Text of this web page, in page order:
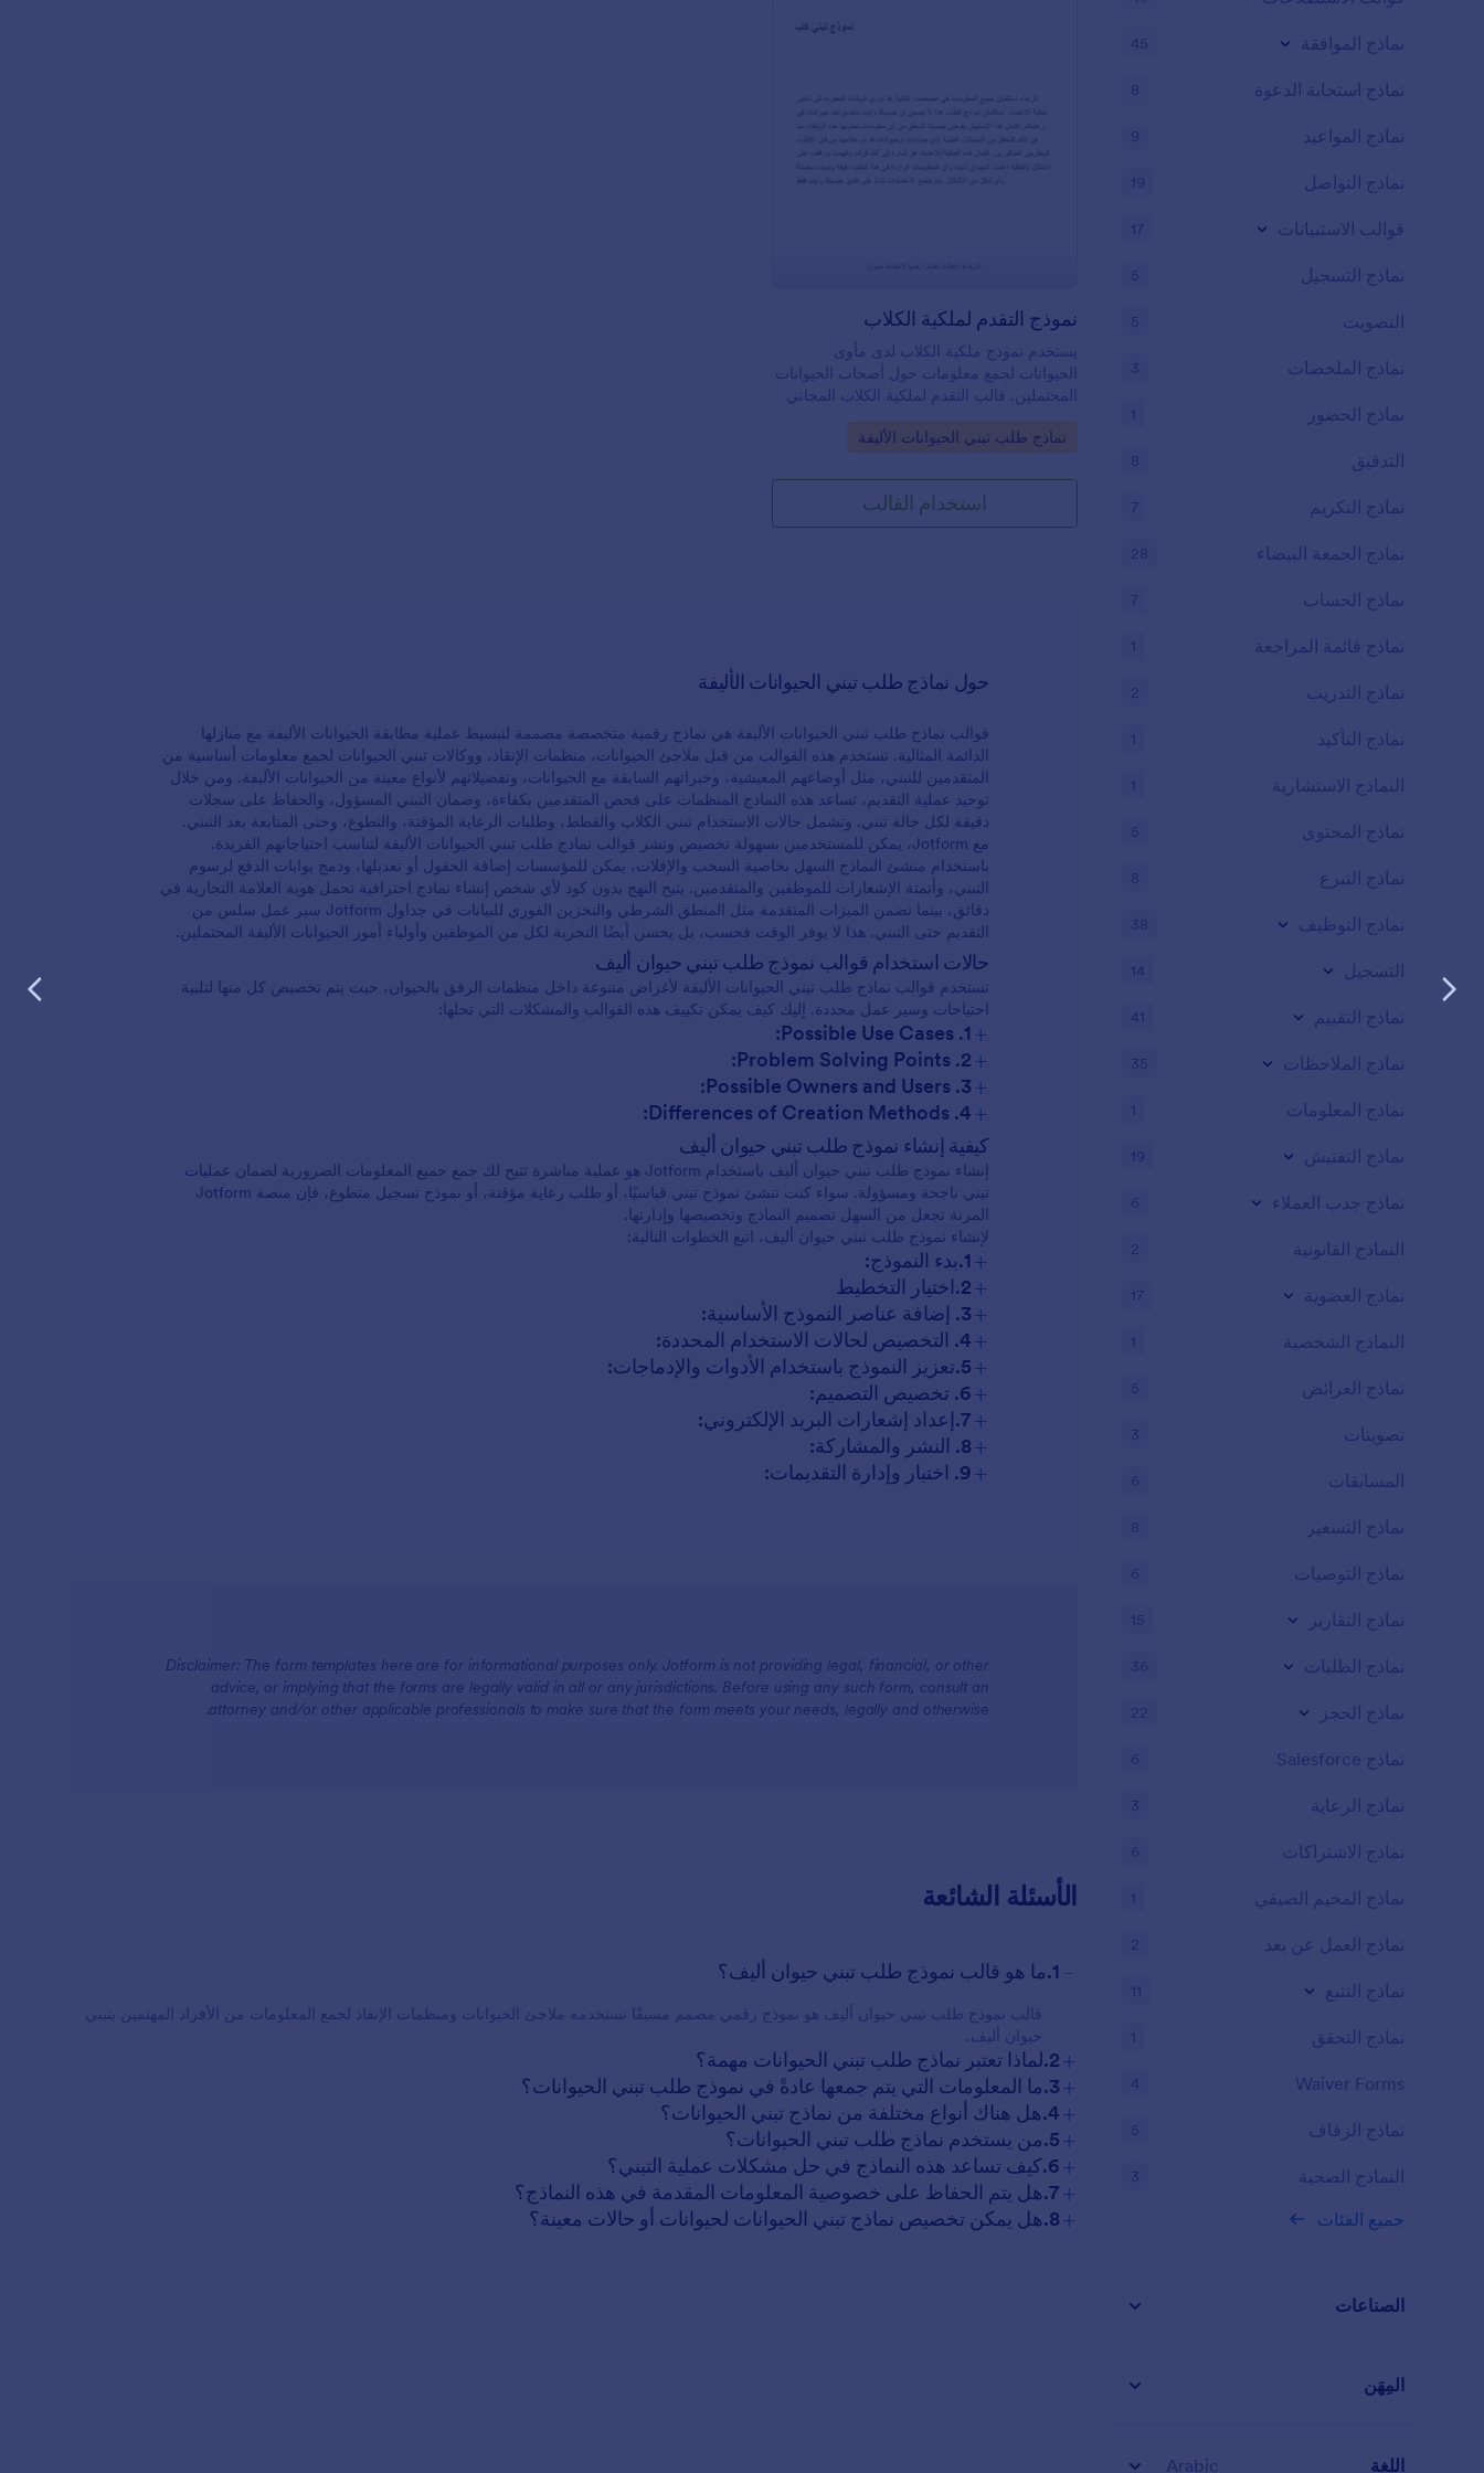
معاينة : نموذج التقدم لملكية الكلاب
نموذج التقدم لملكية الكلاب
يستخدم نموذج ملكية الكلاب لدى مأوى
الحيوانات لجمع معلومات حول أصحاب الحيوانات
المحتملين. قالب التقدم لملكية الكلاب المجاني
هذا هو إضافة رائعة لموقع مركز تبني الحيوانات
الاليفة! ما عليك سوى تخصيص النموذج لجمع
المحتملين. إذا كنت ترغب في إرسال الردود
المجمعة إلى نظام CRM الخاص بك أو خدمة
تخزين اختيارك، أو تتبع ا لردود باستخدام جداول
من أصحاب الكلاب المحتملين أثناء التنقل! اجعل
باستخدام تطبيق ملكية الكلاب اونلاين مجانًا.
Go to Category:
نماذج طلب تبني الحيوانات الأليفة
استخدام القالب
حول نماذج طلب تبني الحيوانات الأليفة
قوالب نماذج طلب تبني الحيوانات الأليفة هي نماذج رقمية متخصصة مصممة لتبسيط عملية مطابقة الحيوانات الأليفة مع منازلها
الدائمة المثالية. تستخدم هذه القوالب من قبل ملاجئ الحيوانات، منظمات الإنقاذ، ووكالات تبني الحيوانات لجمع معلومات أساسية من
المتقدمين للتبني، مثل أوضاعهم المعيشية، وخبراتهم السابقة مع الحيوانات، وتفضيلاتهم لأنواع معينة من الحيوانات الأليفة. ومن خلال
توحيد عملية التقديم، تساعد هذه النماذج المنظمات على فحص المتقدمين بكفاءة، وضمان التبني المسؤول، والحفاظ على سجلات
دقيقة لكل حالة تبني. وتشمل حالات الاستخدام تبني الكلاب والقطط، وطلبات الرعاية المؤقتة، والتطوع، وحتى المتابعة بعد التبني.
مع Jotform، يمكن للمستخدمين بسهولة تخصيص ونشر قوالب نماذج طلب تبني الحيوانات الأليفة لتناسب احتياجاتهم الفريدة.
باستخدام منشئ النماذج السهل بخاصية السحب والإفلات، يمكن للمؤسسات إضافة الحقول أو تعديلها، ودمج بوابات الدفع لرسوم
التبني، وأتمتة الإشعارات للموظفين والمتقدمين. يتيح النهج بدون كود لأي شخص إنشاء نماذج احترافية تحمل هوية العلامة التجارية في
دقائق، بينما تضمن الميزات المتقدمة مثل المنطق الشرطي والتخزين الفوري للبيانات في جداول Jotform سير عمل سلس من
التقديم حتى التبني. هذا لا يوفر الوقت فحسب، بل يحسن أيضًا التجربة لكل من الموظفين وأولياء أمور الحيوانات الأليفة المحتملين.
حالات استخدام قوالب نموذج طلب تبني حيوان أليف
تستخدم قوالب نماذج طلب تبني الحيوانات الأليفة لأغراض متنوعة داخل منظمات الرفق بالحيوان، حيث يتم تخصيص كل منها لتلبية
احتياجات وسير عمل محددة. إليك كيف يمكن تكييف هذه القوالب والمشكلات التي تحلها:
+
1. Possible Use Cases:
+
2. Problem Solving Points:
+
3. Possible Owners and Users:
+
4. Differences of Creation Methods:
كيفية إنشاء نموذج طلب تبني حيوان أليف
إنشاء نموذج طلب تبني حيوان أليف باستخدام Jotform هو عملية مباشرة تتيح لك جمع جميع المعلومات الضرورية لضمان عمليات
تبني ناجحة ومسؤولة. سواء كنت تنشئ نموذج تبني قياسيًا، أو طلب رعاية مؤقتة، أو نموذج تسجيل متطوع، فإن منصة Jotform
المرنة تجعل من السهل تصميم النماذج وتخصيصها وإدارتها.
لإنشاء نموذج طلب تبني حيوان أليف، اتبع الخطوات التالية:
+ 1.بدء النموذج:
+2.اختيار التخطيط
+3. إضافة عناصر النموذج الأساسية:
+4. التخصيص لحالات الاستخدام المحددة:
+5.تعزيز النموذج باستخدام الأدوات والإدماجات:
+6. تخصيص التصميم:
+7.إعداد إشعارات البريد الإلكتروني:
+8. النشر والمشاركة:
+9. اختبار وإدارة التقديمات:
Disclaimer: The form templates here are for informational purposes only. Jotform is not providing legal, financial, or other
advice, or implying that the forms are legally valid in all or any jurisdictions. Before using any such form, consult an
attorney and/or other applicable professionals to make sure that the form meets your needs, legally and otherwise.
الأسئلة الشائعة
- 1.ما هو قالب نموذج طلب تبني حيوان أليف؟
قالب نموذج طلب تبني حيوان أليف هو نموذج رقمي مصمم مسبقًا تستخدمه ملاجئ الحيوانات ومنظمات الإنقاذ لجمع المعلومات من الأفراد المهتمين بتبني
حيوان أليف.
+2.لماذا تعتبر نماذج طلب تبني الحيوانات مهمة؟
+3.ما المعلومات التي يتم جمعها عادةً في نموذج طلب تبني الحيوانات؟
+4.هل هناك أنواع مختلفة من نماذج تبني الحيوانات؟
+5.من يستخدم نماذج طلب تبني الحيوانات؟
+6.كيف تساعد هذه النماذج في حل مشكلات عملية التبني؟
+7.هل يتم الحفاظ على خصوصية المعلومات المقدمة في هذه النماذج؟
+8.هل يمكن تخصيص نماذج تبني الحيوانات لحيوانات أو حالات معينة؟
نماذج الموافقة 45
نماذج استجابة الدعوة 8
نماذج المواعيد 9
نماذج التواصل 19
قوالب الاستبيانات 17
نماذج التسجيل 5
التصويت 5
نماذج الملخصات 3
نماذج الحضور 1
التدقيق 8
نماذج التكريم 7
نماذج الجمعة البيضاء 28
نماذج الحساب 7
نماذج قائمة المراجعة 1
نماذج التدريب 2
نماذج التأكيد 1
النماذج الاستشارية 1
نماذج المحتوى 5
نماذج التبرع 8
نماذج التوظيف 38
التسجيل 14
نماذج التقييم 41
نماذج الملاحظات 35
نماذج المعلومات 1
نماذج التفتيش 19
نماذج جذب العملاء 6
النماذج القانونية 2
نماذج العضوية 17
النماذج الشخصية 1
نماذج العرائض 5
تصويتات 3
المسابقات 6
نماذج التسعير 8
نماذج التوصيات 6
نماذج التقارير 15
نماذج الطلبات 36
نماذج الحجز 22
نماذج Salesforce 6
نماذج الرعاية 3
نماذج الاشتراكات 6
نماذج المخيم الصيفي 1
نماذج العمل عن بعد 2
نماذج التتبع 11
نماذج التحقق 1
Waiver Forms
4
نماذج الزفاف 5
النماذج الصحية 3
جميع الفئات
الصناعات
المِهَن
اللغة Arabic